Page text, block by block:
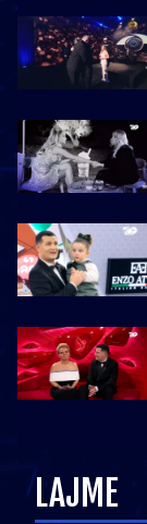
LAJME